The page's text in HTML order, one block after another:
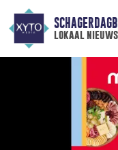
lokaal nieuws